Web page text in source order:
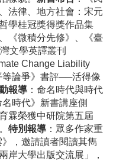
法律、地方社會：宋元
學桂冠獎得獎作品集
《微積分先修》、《臺
文學英譯叢刊
Change Liability
等論爭》書評──活得像
報導 ：命名時代與時代
時代》新書講座側
霖榮獲中研院第五屆
特別報導 ：眾多作家重
，邀請讀者閱讀其雋
岸大學出版交流展」，